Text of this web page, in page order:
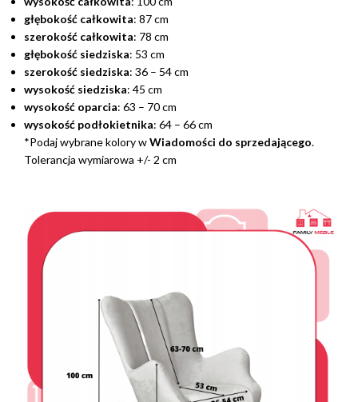
głębokość całkowita: 87 cm
szerokość całkowita: 78 cm
głębokość siedziska: 53 cm
szerokość siedziska: 36 – 54 cm
wysokość siedziska: 45 cm
wysokość oparcia: 63 – 70 cm
wysokość podłokietnika: 64 – 66 cm
*Podaj wybrane kolory wWiadomości do sprzedającego.
Tolerancja wymiarowa +/- 2 cm